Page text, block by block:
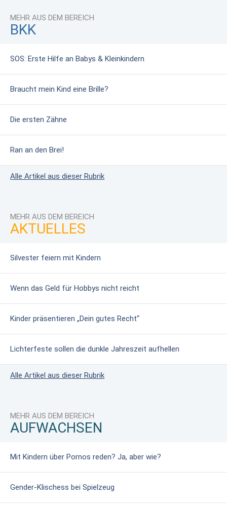
MEHR AUS DEM BEREICH
BKK
SOS: Erste Hilfe an Babys & Kleinkindern
Braucht mein Kind eine Brille?
Die ersten Zähne
Ran an den Brei!
Alle Artikel aus dieser Rubrik
MEHR AUS DEM BEREICH
AKTUELLES
Silvester feiern mit Kindern
Wenn das Geld für Hobbys nicht reicht
Kinder präsentieren „Dein gutes Recht“
Lichterfeste sollen die dunkle Jahreszeit aufhellen
Alle Artikel aus dieser Rubrik
MEHR AUS DEM BEREICH
AUFWACHSEN
Mit Kindern über Pornos reden? Ja, aber wie?
Gender-Klischess bei Spielzeug